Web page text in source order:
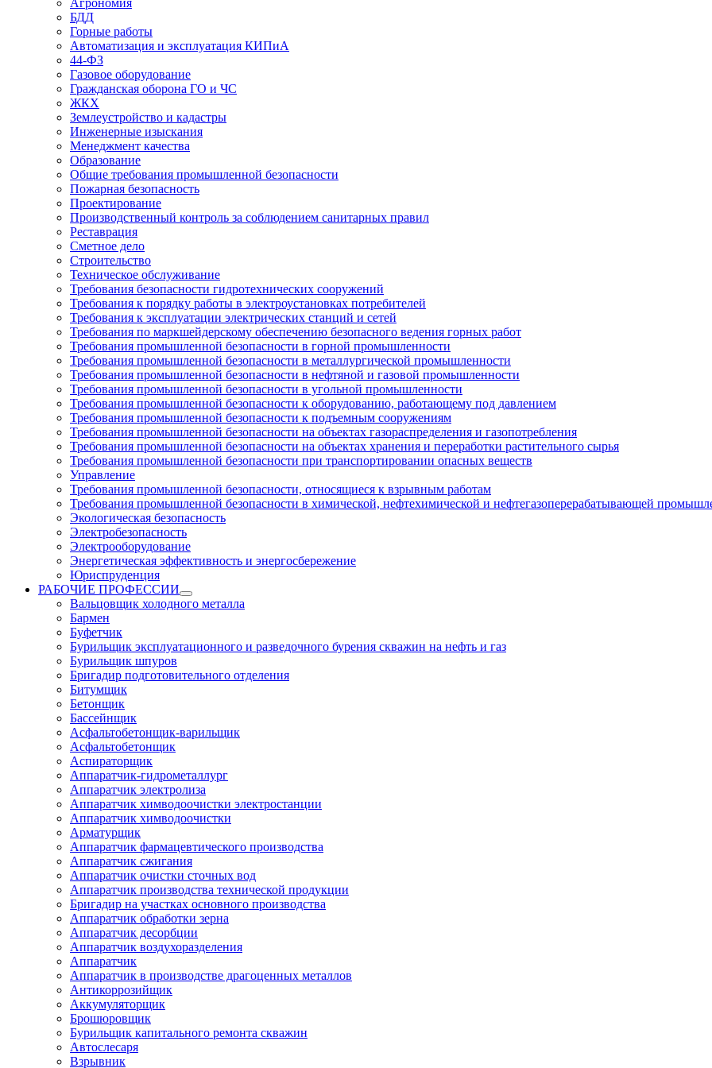
Агрономия
БДД
Горные работы
Автоматизация и эксплуатация КИПиА
44-ФЗ
Газовое оборудование
Гражданская оборона ГО и ЧС
ЖКХ
Землеустройство и кадастры
Инженерные изыскания
Менеджмент качества
Образование
Общие требования промышленной безопасности
Пожарная безопасность
Проектирование
Производственный контроль за соблюдением санитарных правил
Реставрация
Сметное дело
Строительство
Техническое обслуживание
Требования безопасности гидротехнических сооружений
Требования к порядку работы в электроустановках потребителей
Требования к эксплуатации электрических станций и сетей
Требования по маркшейдерскому обеспечению безопасного ведения горных работ
Требования промышленной безопасности в горной промышленности
Требования промышленной безопасности в металлургической промышленности
Требования промышленной безопасности в нефтяной и газовой промышленности
Требования промышленной безопасности в угольной промышленности
Требования промышленной безопасности к оборудованию, работающему под давлением
Требования промышленной безопасности к подъемным сооружениям
Требования промышленной безопасности на объектах газораспределения и газопотребления
Требования промышленной безопасности на объектах хранения и переработки растительного сырья
Требования промышленной безопасности при транспортировании опасных веществ
Управление
Требования промышленной безопасности, относящиеся к взрывным работам
Требования промышленной безопасности в химической, нефтехимической и нефтегазоперерабатывающей
Экологическая безопасность
Электробезопасность
Электрооборудование
Энергетическая эффективность и энергосбережение
Юриспруденция
РАБОЧИЕ ПРОФЕССИИ
Вальцовщик холодного металла
Бармен
Буфетчик
Бурильщик эксплуатационного и разведочного бурения скважин на нефть и газ
Бурильщик шпуров
Бригадир подготовительного отделения
Битумщик
Бетонщик
Бассейнщик
Асфальтобетонщик-варильщик
Асфальтобетонщик
Аспираторщик
Аппаратчик-гидрометаллург
Аппаратчик электролиза
Аппаратчик химводоочистки электростанции
Аппаратчик химводоочистки
Арматурщик
Аппаратчик фармацевтического производства
Аппаратчик сжигания
Аппаратчик очистки сточных вод
Аппаратчик производства технической продукции
Бригадир на участках основного производства
Аппаратчик обработки зерна
Аппаратчик десорбции
Аппаратчик воздухоразделения
Аппаратчик
Аппаратчик в производстве драгоценных металлов
Антикоррозийщик
Аккумуляторщик
Брошюровщик
Бурильщик капитального ремонта скважин
Автослесаря
Взрывник